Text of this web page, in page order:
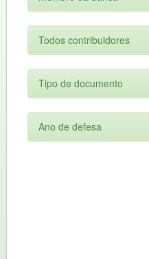
Todos contribuidores
Tipo de documento
Ano de defesa